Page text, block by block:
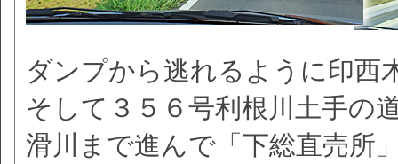
ダンプから逃れるように印西
そして３５６号利根川土手の
滑川まで進んで「下総直売所